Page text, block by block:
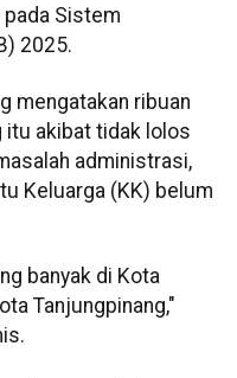
Sistem
2025.
mengatakan ribuan
itu akibat tidak lolos
administrasi,
Keluarga (KK) belum
banyak di Kota
Tanjungpinang,"